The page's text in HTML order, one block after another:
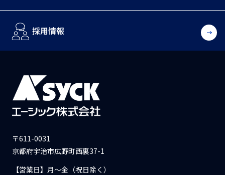
採用情報
〒611-0031
京都府宇治市広野町西裏37-1
【営業日】月〜金（祝日除く）